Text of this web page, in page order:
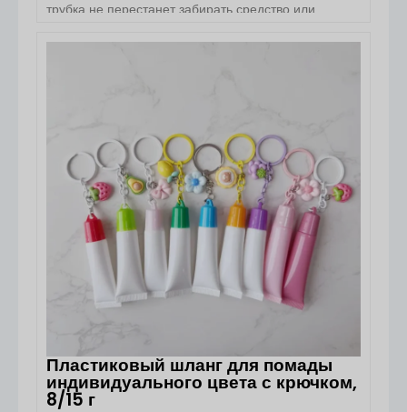
трубка не перестанет забирать средство или
останется внутри. Правильный способ вскрытия
Пластиковый шланг для помады
индивидуального цвета с крючком,
8/15 г